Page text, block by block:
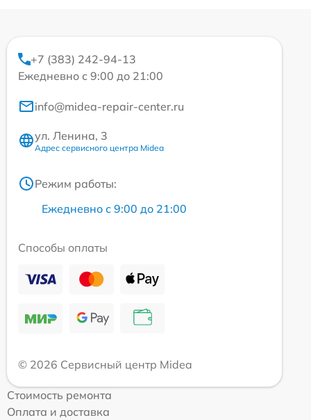
+7 (383) 242-94-13
Ежедневно с 9:00 до 21:00
info@midea-repair-center.ru
ул. Ленина, 3
Адрес сервисного центра Midea
Режим работы:
Ежедневно с 9:00 до 21:00
Способы оплаты
© 2026 Сервисный центр Midea
Стоимость ремонта
Оплата и доставка